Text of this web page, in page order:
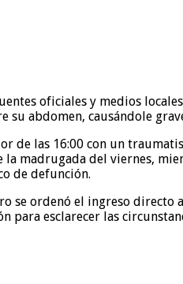
oficiales y medios
abdomen, causándole
de las 16:00 con un
madrugada del viernes,
de defunción.
se ordenó el ingreso directo
esclarecer las